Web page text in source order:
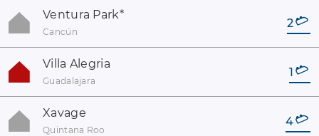
Ventura Park*
Cancún
2
Villa Alegria
Guadalajara
1
Xavage
Quintana Roo
4